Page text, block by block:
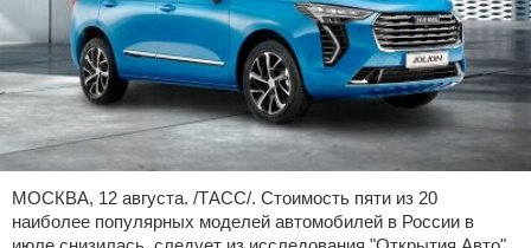
МОСКВА, 12 августа. /ТАСС/. Стоимость пяти из 20
наиболее популярных моделей автомобилей в России в